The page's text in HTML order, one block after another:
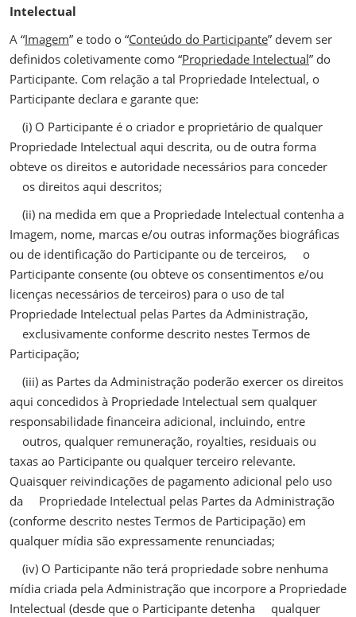
Intelectual
A “Imagem” e todo o “Conteúdo do Participante” devem ser
definidos coletivamente como “Propriedade Intelectual” do
Participante. Com relação a tal Propriedade Intelectual, o
Participante declara e garante que:
(i) O Participante é o criador e proprietário de qualquer
Propriedade Intelectual aqui descrita, ou de outra forma
obteve os direitos e autoridade necessários para conceder
os direitos aqui descritos;
(ii) na medida em que a Propriedade Intelectual contenha a
Imagem, nome, marcas e/ou outras informações biográficas
ou de identificação do Participante ou de terceiros, o
Participante consente (ou obteve os consentimentos e/ou
licenças necessários de terceiros) para o uso de tal
Propriedade Intelectual pelas Partes da Administração,
exclusivamente conforme descrito nestes Termos de
Participação;
(iii) as Partes da Administração poderão exercer os direitos
aqui concedidos à Propriedade Intelectual sem qualquer
responsabilidade financeira adicional, incluindo, entre
outros, qualquer remuneração, royalties, residuais ou
taxas ao Participante ou qualquer terceiro relevante.
Quaisquer reivindicações de pagamento adicional pelo uso
da Propriedade Intelectual pelas Partes da Administração
(conforme descrito nestes Termos de Participação) em
qualquer mídia são expressamente renunciadas;
(iv) O Participante não terá propriedade sobre nenhuma
mídia criada pela Administração que incorpore a Propriedade
Intelectual (desde que o Participante detenha qualquer